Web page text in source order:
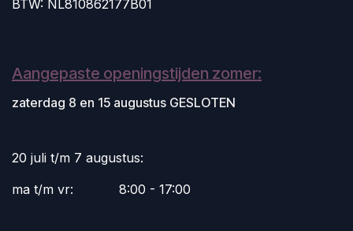
BTW: NL810862177B01
Aangepaste openingstijden zomer:
zaterdag 8 en 15 augustus GESLOTEN
20 juli t/m 7 augustus:
ma t/m vr:
​8:00 - 17:00